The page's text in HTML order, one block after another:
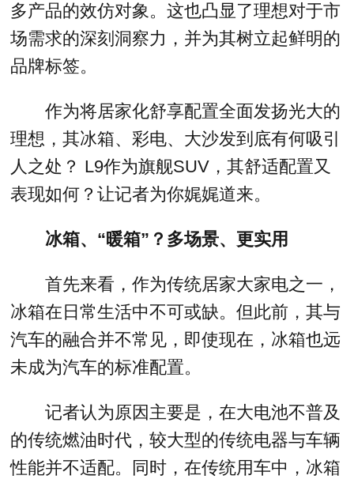
多产品的效仿对象。这也凸显了理想对于市
场需求的深刻洞察力，并为其树立起鲜明的
品牌标签。
作为将居家化舒享配置全面发扬光大的
理想，其冰箱、彩电、大沙发到底有何吸引
人之处？ L9作为旗舰SUV，其舒适配置又
表现如何？让记者为你娓娓道来。
冰箱、“暖箱”？多场景、更实用
首先来看，作为传统居家大家电之一，
冰箱在日常生活中不可或缺。但此前，其与
汽车的融合并不常见，即使现在，冰箱也远
未成为汽车的标准配置。
记者认为原因主要是，在大电池不普及
的传统燃油时代，较大型的传统电器与车辆
性能并不适配。同时，在传统用车中，冰箱